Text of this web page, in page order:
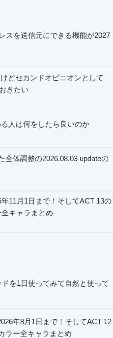
スを送信元にできる機能が2027
どセカンドオピニオンとして
きたい
人は何をしたら良いのか
全体調整の2026.08.03 updateの
年11月1日まで！そしてACT 13の
キャラまとめ
を1日使ってみて自然と使って
年8月1日まで！そしてACT 12
ラー全キャラまとめ